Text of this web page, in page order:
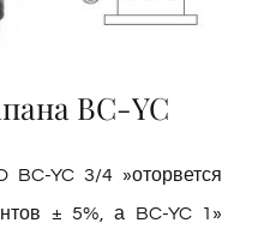
BC-YC
BC-YC 3/4 »оторвется
± 5%, а BC-YC 1»